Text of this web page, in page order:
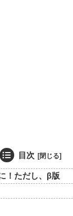
目次
！ただし、β版